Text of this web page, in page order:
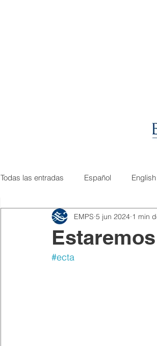
Todas las entradas Español English
EMPS 5 jun 2024 1 min
#ecta